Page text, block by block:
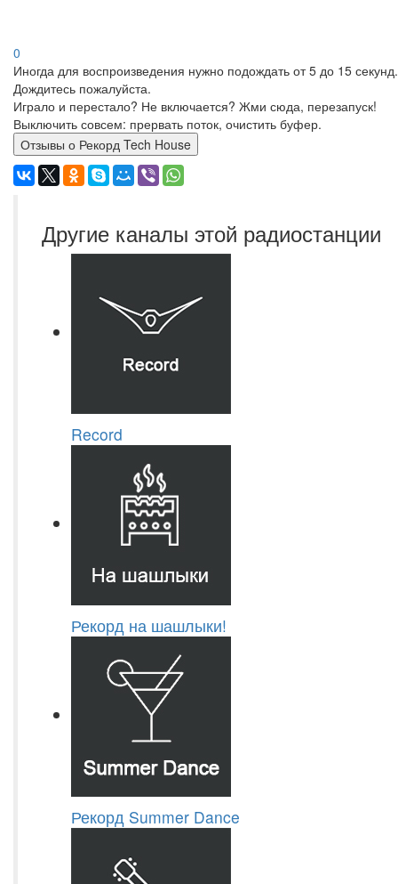
0
Иногда для воспроизведения нужно подождать от 5 до 15 секунд.
Дождитесь пожалуйста.
Играло и перестало? Не включается? Жми сюда, перезапуск!
Выключить совсем: прервать поток, очистить буфер.
Отзывы о Рекорд Tech House
Другие каналы этой радиостанции
Record
Рекорд на шашлыки!
Рекорд Summer Dance